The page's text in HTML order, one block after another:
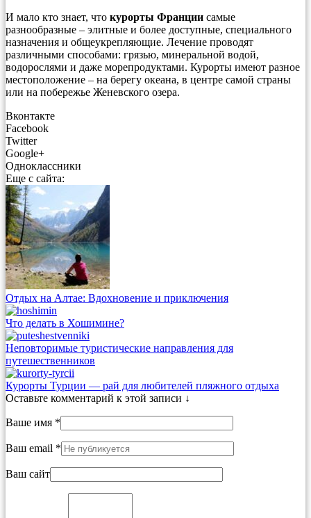
И мало кто знает, что курорты Франции самые
разнообразные – элитные и более доступные, специального
назначения и общеукрепляющие. Лечение проводят
различными способами: грязью, минеральной водой,
водорослями и даже морепродуктами. Курорты имеют разное
местоположение – на берегу океана, в центре самой страны
или на побережье Женевского озера.
Вконтакте
Facebook
Twitter
Google+
Одноклассники
Еще с сайта:
Отдых на Алтае: Вдохновение и приключения
Что делать в Хошимине?
Неповторимые туристические направления для
путешественников
Курорты Турции — рай для любителей пляжного отдыха
Оставьте комментарий к этой записи ↓
Ваше имя *
Ваш email *
Ваш сайт